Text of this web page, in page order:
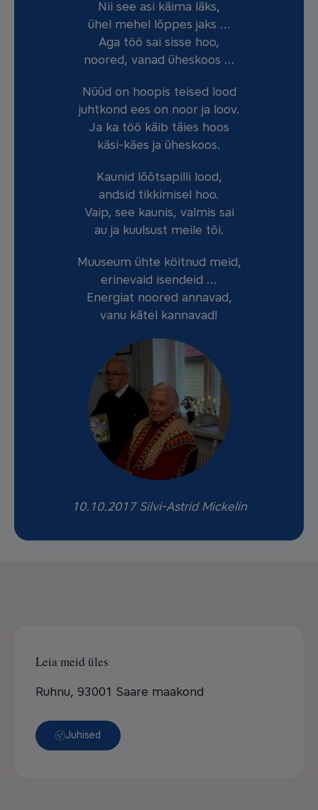
Nii see asi käima läks,
ühel mehel lõppes jaks …
Aga töö sai sisse hoo,
noored, vanad üheskoos …
Nüüd on hoopis teised lood
juhtkond ees on noor ja loov.
Ja ka töö käib täies hoos
käsi-käes ja üheskoos.
Kaunid lõõtsapilli lood,
andsid tikkimisel hoo.
Vaip, see kaunis, valmis sai
au ja kuulsust meile tõi.
Muuseum ühte köitnud meid,
erinevaid isendeid …
Energiat noored annavad,
vanu kätel kannavad!
10.10.2017 Silvi-Astrid Mickelin
Leia meid üles
Ruhnu, 93001 Saare maakond
Juhised